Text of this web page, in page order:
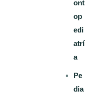
ont
op
edi
atrí
a
Pe
dia